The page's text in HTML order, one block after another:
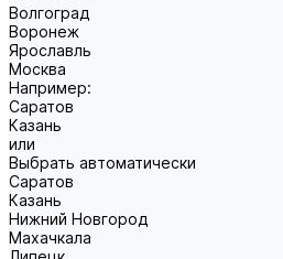
Волгоград
Воронеж
Ярославль
Москва
Например:
Саратов
Казань
или
Выбрать автоматически
Саратов
Казань
Нижний Новгород
Махачкала